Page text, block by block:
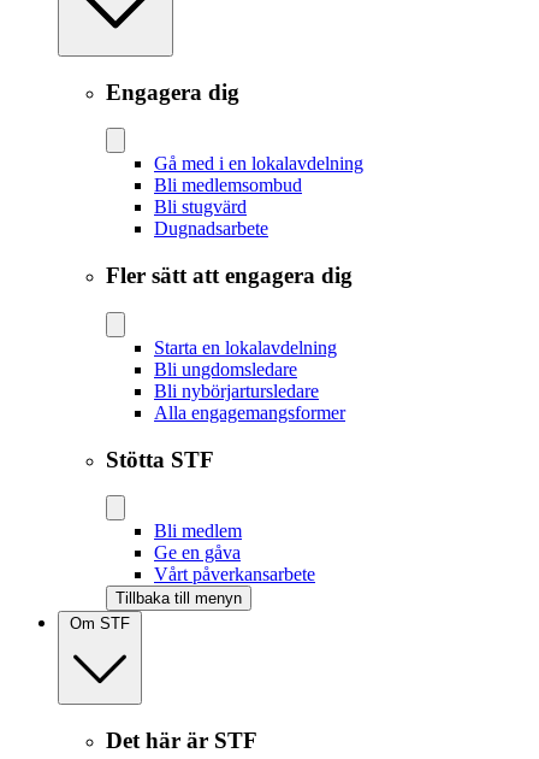
Engagera dig
Gå med i en lokalavdelning
Bli medlemsombud
Bli stugvärd
Dugnadsarbete
Fler sätt att engagera dig
Starta en lokalavdelning
Bli ungdomsledare
Bli nybörjartursledare
Alla engagemangsformer
Stötta STF
Bli medlem
Ge en gåva
Vårt påverkansarbete
Tillbaka till menyn
Om STF
Det här är STF